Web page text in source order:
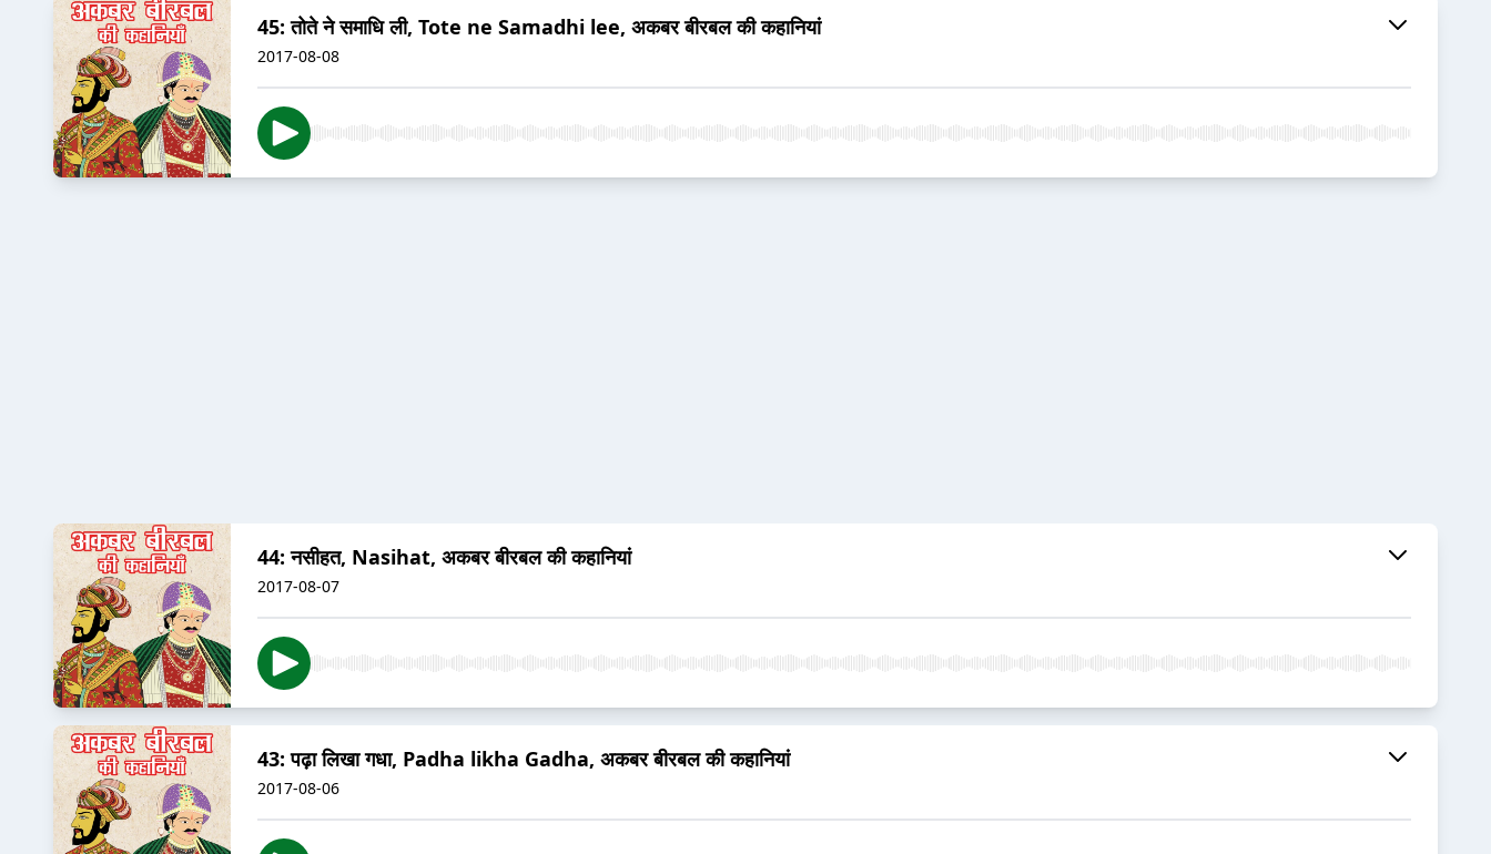
45: तोते ने समाधि ली, Tote ne Samadhi lee, अकबर बीरबल की कहानियां
2017-08-08
44: नसीहत, Nasihat, अकबर बीरबल की कहानियां
2017-08-07
43: पढ़ा लिखा गधा, Padha likha Gadha, अकबर बीरबल की कहानियां
2017-08-06